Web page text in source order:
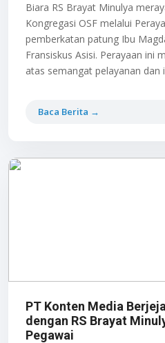
Biara RS Brayat Minulya
Kongregasi OSF melalui
pemberkatan patung Ibu
Fransiskus Asisi. Perayaan ini
atas semangat pelayanan dan
Baca Berita →
PT Konten Media
dengan RS Brayat
Pegawai